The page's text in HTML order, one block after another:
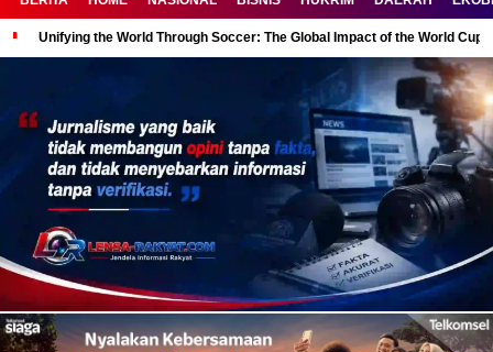
Unifying the World Through Soccer: The Global Impact of the World Cup